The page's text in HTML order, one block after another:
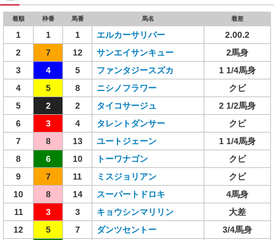
着順 枠番 馬番 馬名 着差
1 1 1 エルカーサリバー
2.00.2
2
7 12 サンエイサンキュー
2馬身
3
4 5 ファンタジースズカ
1 1/4馬身
4
5 8 ニシノフラワー
クビ
5
2 2 タイコサージュ
2 1/2馬身
6
3 4 タレントダンサー
クビ
7
8 13 ユートジェーン
1 1/4馬身
8
6 10 トーワナゴン
クビ
9
7 11 ミスジョリアン
クビ
10
8 14 スーパートドロキ
4馬身
11
3 3 キョウシンマリリン
大差
12
5 7 ダンツセントー
3/4馬身